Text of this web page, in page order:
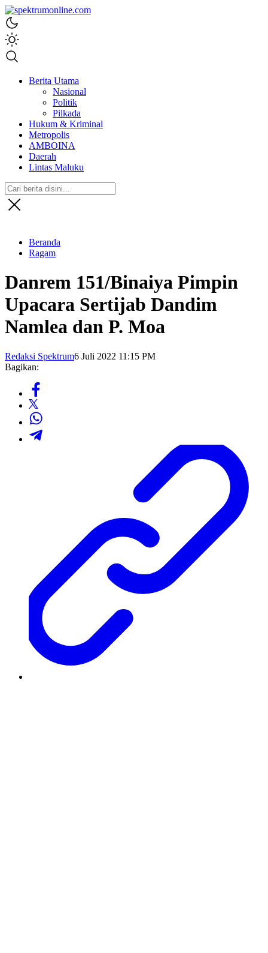
spektrumonline.com
Berita Utama
Nasional
Politik
Pilkada
Hukum & Kriminal
Metropolis
AMBOINA
Daerah
Lintas Maluku
Beranda
Ragam
Danrem 151/Binaiya Pimpin
Upacara Sertijab Dandim
Namlea dan P. Moa
Redaksi Spektrum6 Juli 2022 11:15 PM
Bagikan: